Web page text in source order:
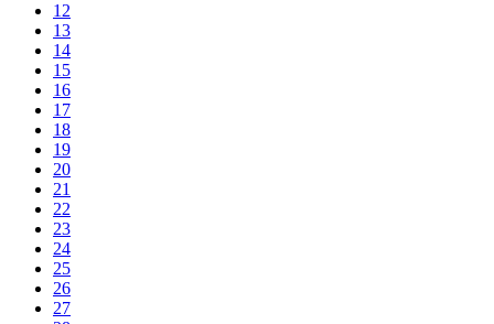
12
13
14
15
16
17
18
19
20
21
22
23
24
25
26
27